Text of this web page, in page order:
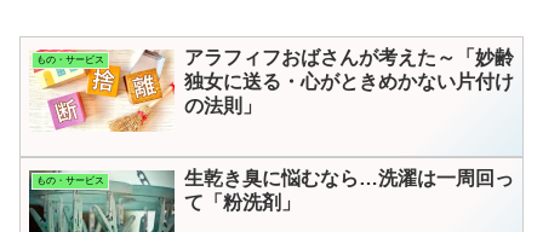
もの・サービス
アラフィフおばさんが考えた～「妙齢
独女に送る・心がときめかない片付け
の法則」
もの・サービス
生乾き臭に悩むなら…洗濯は一周回っ
て「粉洗剤」